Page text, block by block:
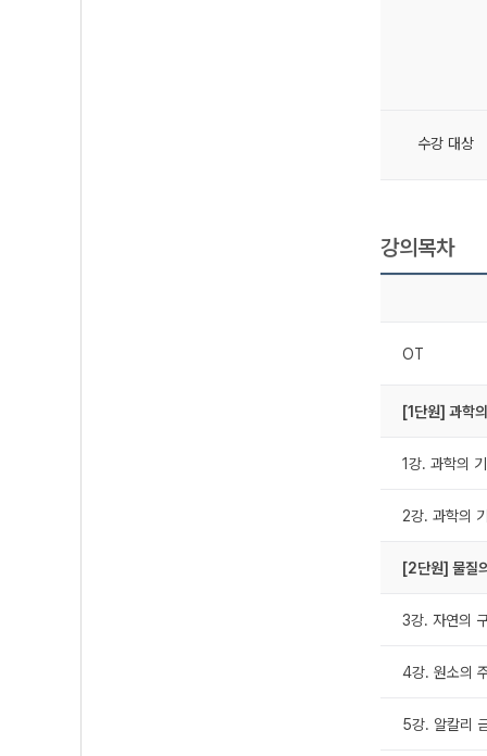
수강 대상
강의목차
OT
[1단원] 과학
1강. 과학의
2강. 과학의
[2단원] 물질
3강. 자연의
4강. 원소의
5강. 알칼리